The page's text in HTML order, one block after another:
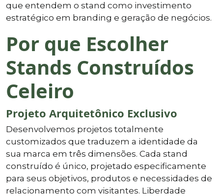
que entendem o stand como investimento
estratégico em branding e geração de negócios.
Por que Escolher
Stands Construídos
Celeiro
Projeto Arquitetônico Exclusivo
Desenvolvemos projetos totalmente
customizados que traduzem a identidade da
sua marca em três dimensões. Cada stand
construído é único, projetado especificamente
para seus objetivos, produtos e necessidades de
relacionamento com visitantes. Liberdade